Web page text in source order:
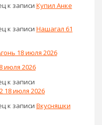
к записи Купил Анке
к записи Нашагал 61
18 июля 2026
июля 2026
к записи
18 июля 2026
к записи Вкусняшки